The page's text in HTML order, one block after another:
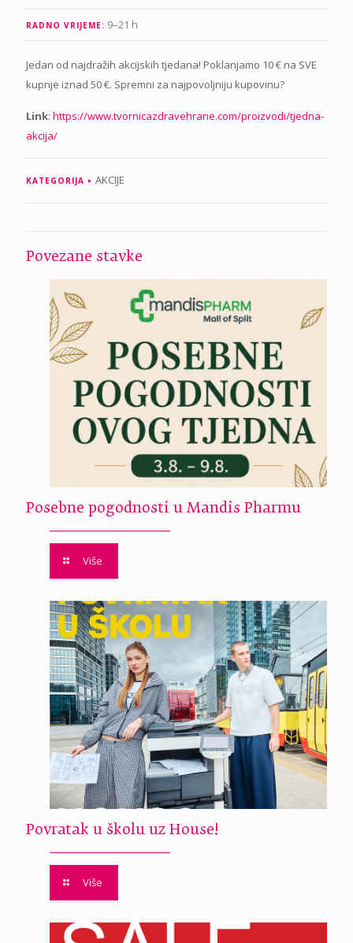
RADNO VRIJEME: 9–21 h
Jedan od najdražih akcijskih tjedana! Poklanjamo 10 € na SVE
kupnje iznad 50 €. Spremni za najpovoljniju kupovinu?
Link: https://www.tvornicazdravehrane.com/proizvodi/tjedna-
akcija/
KATEGORIJA AKCIJE
Povezane stavke
Posebne pogodnosti u Mandis Pharmu
Više
Povratak u školu uz House!
Više